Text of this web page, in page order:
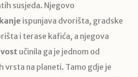
susjeda. Njegovo
ispunjava dvorišta, gradske
i terase kafića, a njegova
učinila ga je jednom od
vrsta na planeti. Tamo gdje je